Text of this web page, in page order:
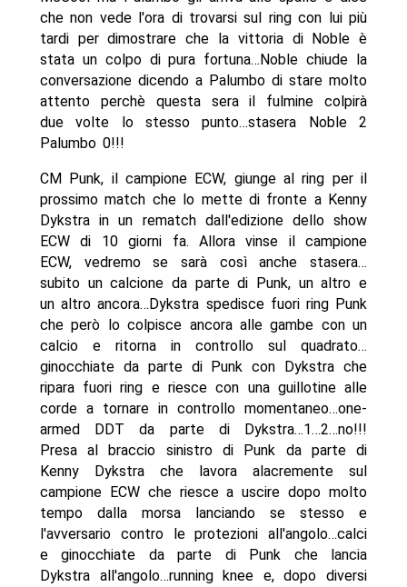
che non vede l'ora di trovarsi sul ring con lui più
tardi per dimostrare che la vittoria di Noble è
stata un colpo di pura fortuna…Noble chiude la
conversazione dicendo a Palumbo di stare molto
attento perchè questa sera il fulmine colpirà
due volte lo stesso punto…stasera Noble 2
Palumbo 0!!!
CM Punk, il campione ECW, giunge al ring per il
prossimo match che lo mette di fronte a Kenny
Dykstra in un rematch dall'edizione dello show
ECW di 10 giorni fa. Allora vinse il campione
ECW, vedremo se sarà così anche stasera…
subito un calcione da parte di Punk, un altro e
un altro ancora…Dykstra spedisce fuori ring Punk
che però lo colpisce ancora alle gambe con un
calcio e ritorna in controllo sul quadrato…
ginocchiate da parte di Punk con Dykstra che
ripara fuori ring e riesce con una guillotine alle
corde a tornare in controllo momentaneo…one-
armed DDT da parte di Dykstra…1…2…no!!!
Presa al braccio sinistro di Punk da parte di
Kenny Dykstra che lavora alacremente sul
campione ECW che riesce a uscire dopo molto
tempo dalla morsa lanciando se stesso e
l'avversario contro le protezioni all'angolo…calci
e ginocchiate da parte di Punk che lancia
Dykstra all'angolo…running knee e, dopo diversi